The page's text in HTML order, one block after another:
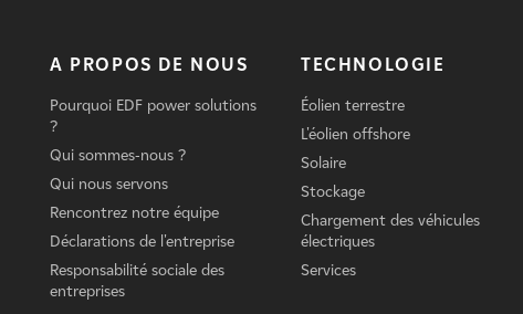
A PROPOS DE NOUS
Pourquoi EDF power solutions
?
Qui sommes-nous ?
Qui nous servons
Rencontrez notre équipe
Déclarations de l'entreprise
Responsabilité sociale des
entreprises
TECHNOLOGIE
Éolien terrestre
L'éolien offshore
Solaire
Stockage
Chargement des véhicules
électriques
Services